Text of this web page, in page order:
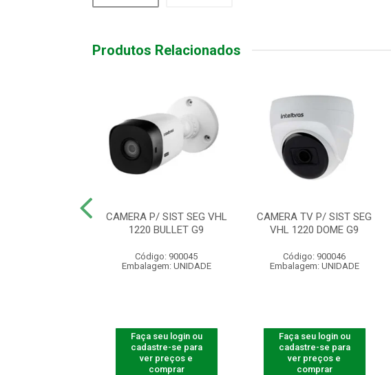
Produtos Relacionados
CAMERA P/ SIST SEG VHL
1220 BULLET G9
Código: 900045
Embalagem: UNIDADE
Faça seu login ou
cadastre-se para
ver preços e
comprar
CAMERA TV P/ SIST SEG
VHL 1220 DOME G9
Código: 900046
Embalagem: UNIDADE
Faça seu login ou
cadastre-se para
ver preços e
comprar